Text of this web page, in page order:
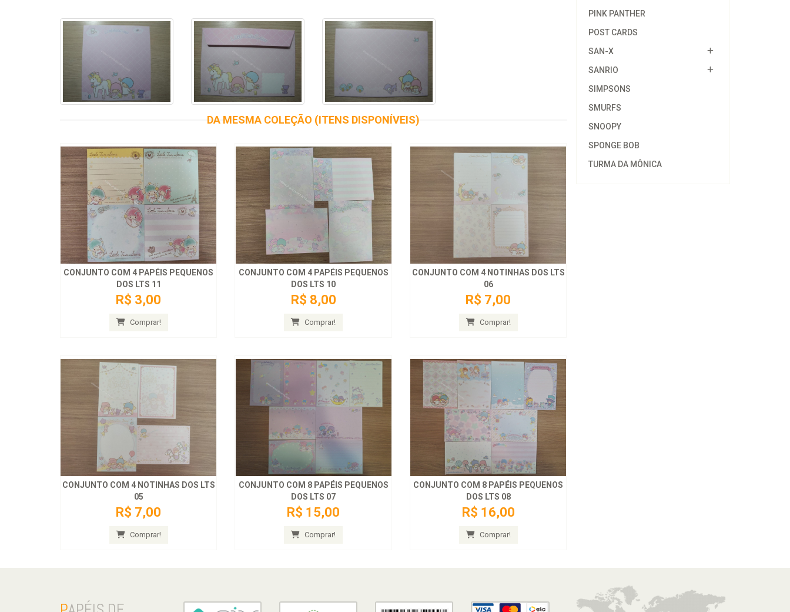
DA MESMA COLEÇÃO (ITENS DISPONÍVEIS)
CONJUNTO COM 4 PAPÉIS PEQUENOS
DOS LTS 11
R$ 3,00
Comprar!
CONJUNTO COM 4 PAPÉIS PEQUENOS
DOS LTS 10
R$ 8,00
Comprar!
CONJUNTO COM 4 NOTINHAS DOS LTS
06
R$ 7,00
Comprar!
CONJUNTO COM 4 NOTINHAS DOS LTS
05
R$ 7,00
Comprar!
CONJUNTO COM 8 PAPÉIS PEQUENOS
DOS LTS 07
R$ 15,00
Comprar!
CONJUNTO COM 8 PAPÉIS PEQUENOS
DOS LTS 08
R$ 16,00
Comprar!
PINK PANTHER
POST CARDS
SAN-X
SANRIO
SIMPSONS
SMURFS
SNOOPY
SPONGE BOB
TURMA DA MÔNICA